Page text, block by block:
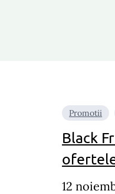
Promotii
Black
12